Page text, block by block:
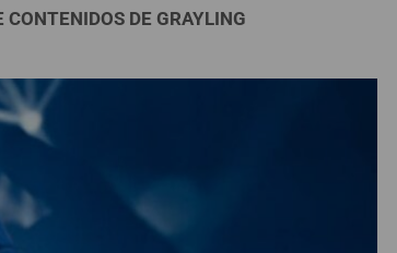
DE GRAYLING